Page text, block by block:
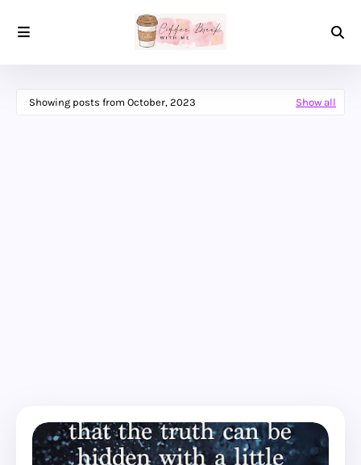
Showing posts from October, 2023 Show all